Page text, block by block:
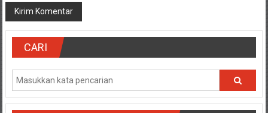
CARI